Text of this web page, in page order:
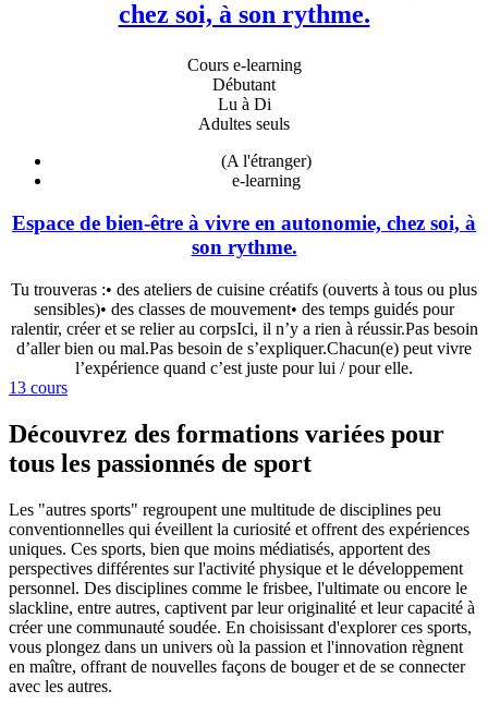
chez soi, à son rythme.
Cours e-learning
Débutant
Lu à Di
Adultes seuls
(A l'étranger)
e-learning
Espace de bien-être à vivre en autonomie, chez soi, à
son rythme.
Tu trouveras :• des ateliers de cuisine créatifs (ouverts à tous ou plus
sensibles)• des classes de mouvement• des temps guidés pour
ralentir, créer et se relier au corpsIci, il n’y a rien à réussir.Pas besoin
d’aller bien ou mal.Pas besoin de s’expliquer.Chacun(e) peut vivre
l’expérience quand c’est juste pour lui / pour elle.
13 cours
Découvrez des formations variées pour
tous les passionnés de sport
Les "autres sports" regroupent une multitude de disciplines peu
conventionnelles qui éveillent la curiosité et offrent des expériences
uniques. Ces sports, bien que moins médiatisés, apportent des
perspectives différentes sur l'activité physique et le développement
personnel. Des disciplines comme le frisbee, l'ultimate ou encore le
slackline, entre autres, captivent par leur originalité et leur capacité à
créer une communauté soudée. En choisissant d'explorer ces sports,
vous plongez dans un univers où la passion et l'innovation règnent
en maître, offrant de nouvelles façons de bouger et de se connecter
avec les autres.